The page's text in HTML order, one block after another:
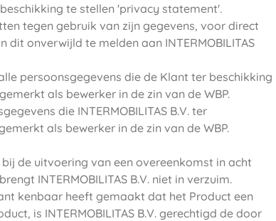
te stellen 'privacy statement'.
tegen gebruik van zijn gegevens, voor direct
onverwijld te melden aan INTERMOBILITAS
persoonsgegevens die de Klant ter beschikking
als bewerker in de zin van de WBP.
die INTERMOBILITAS B.V. ter
als bewerker in de zin van de WBP.
bij de uitvoering van een overeenkomst in acht
INTERMOBILITAS B.V. niet in verzuim.
kenbaar heeft gemaakt dat het Product een
is INTERMOBILITAS B.V. gerechtigd de door